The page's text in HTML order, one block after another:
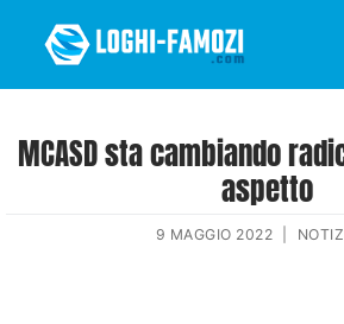
MCASD sta cambiando
aspetto
9 MAGGIO 2022